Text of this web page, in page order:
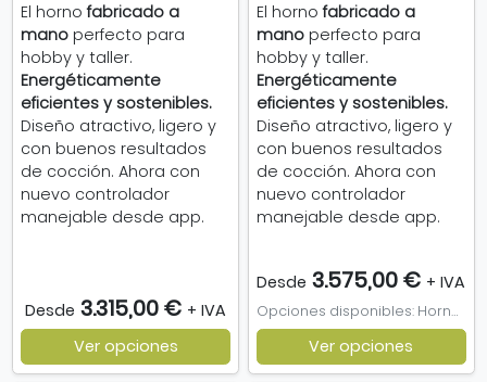
El hornofabricado a
manoperfecto para
hobby y taller.
Energéticamente
eficientes y sostenibles.
Diseño atractivo, ligero y
con buenos resultados
de cocción. Ahora con
nuevo controlador
manejable desde app.
Desde 3.315,00 € + IVA
Ver opciones
El hornofabricado a
manoperfecto para
hobby y taller.
Energéticamente
eficientes y sostenibles.
Diseño atractivo, ligero y
con buenos resultados
de cocción. Ahora con
nuevo controlador
manejable desde app.
Desde 3.575,00 € + IVA
Opciones disponibles: Horno Nabertherm 80l, Kit Refractario Horno 80l
Ver opciones